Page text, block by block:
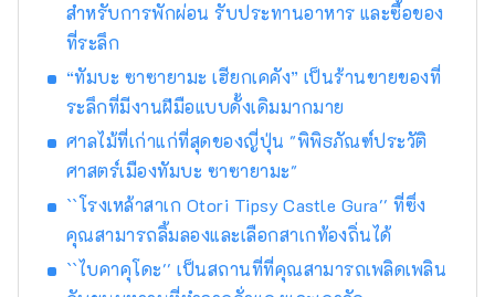
สำหรับการพักผ่อน รับประทานอาหาร และซื้อของ
ที่ระลึก
“ทัมบะ ซาซายามะ เฮียกเคคัง” เป็นร้านขายของที่
ระลึกที่มีงานฝีมือแบบดั้งเดิมมากมาย
ศาลไม้ที่เก่าแก่ที่สุดของญี่ปุ่น "พิพิธภัณฑ์ประวัติ
ศาสตร์เมืองทัมบะ ซาซายามะ"
``โรงเหล้าสาเก Otori Tipsy Castle Gura'' ที่ซึ่ง
คุณสามารถลิ้มลองและเลือกสาเกท้องถิ่นได้
``ไบคาคุโดะ'' เป็นสถานที่ที่คุณสามารถเพลิดเพลิน